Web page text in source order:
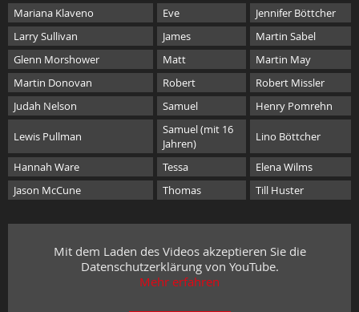
Mariana Klaveno
Eve
Jennifer Böttcher
Larry Sullivan
James
Martin Sabel
Glenn Morshower
Matt
Martin May
Martin Donovan
Robert
Robert Missler
Judah Nelson
Samuel Henry Pomrehn
Lewis Pullman
Samuel (mit 16
Jahren)
Lino Böttcher
Hannah Ware Tessa
Elena Wilms
Jason McCune
Thomas Till Huster
Mit dem Laden des Videos akzeptieren Sie die
Datenschutzerklärung von YouTube.
Mehr erfahren